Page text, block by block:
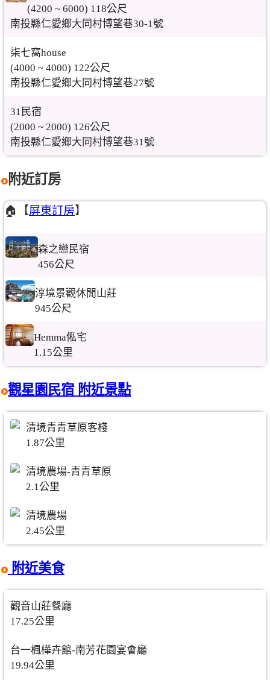
(4200 ~ 6000) 118公尺
南投縣仁愛鄉大同村博望巷30-1號
柒七窩house
(4000 ~ 4000) 122公尺
南投縣仁愛鄉大同村博望巷27號
31民宿
(2000 ~ 2000) 126公尺
南投縣仁愛鄉大同村博望巷31號
附近訂房
🏠【屏東訂房】
森之戀民宿
456公尺
淳境景觀休閒山莊
945公尺
Hemma俬宅
1.15公里
觀星園民宿 附近景點
清境青青草原客棧
1.87公里
清境農場-青青草原
2.1公里
清境農場
2.45公里
附近美食
觀音山莊餐廳
17.25公里
台一楓樺卉館-南芳花園宴會廳
19.94公里